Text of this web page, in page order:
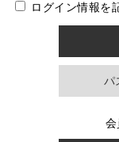
ログイン情報を
パ
会